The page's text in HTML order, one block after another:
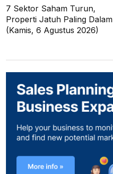
7 Sektor Saham Turun,
Properti Jatuh Paling Dalam
(Kamis, 6 Agustus 2026)